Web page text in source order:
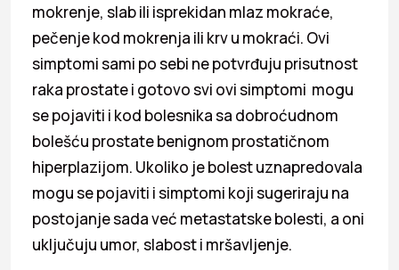
mokrenje, slab ili isprekidan mlaz mokraće,
pečenje kod mokrenja ili krv u mokraći. Ovi
simptomi sami po sebi ne potvrđuju prisutnost
raka prostate i gotovo svi ovi simptomi mogu
se pojaviti i kod bolesnika sa dobroćudnom
bolešću prostate benignom prostatičnom
hiperplazijom. Ukoliko je bolest uznapredovala
mogu se pojaviti i simptomi koji sugeriraju na
postojanje sada već metastatske bolesti, a oni
uključuju umor, slabost i mršavljenje.